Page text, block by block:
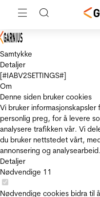
Samtykke
Detaljer
[#IABV2SETTINGS#]
Om
Denne siden bruker cookies
Vi bruker
personlig preg, for å levere
analysere trafikken vår. Vi
du bruker nettstedet vårt,
annonsering og analysearbeid.
Detaljer
Nødvendige 11
Nødvendige cookies bidra til